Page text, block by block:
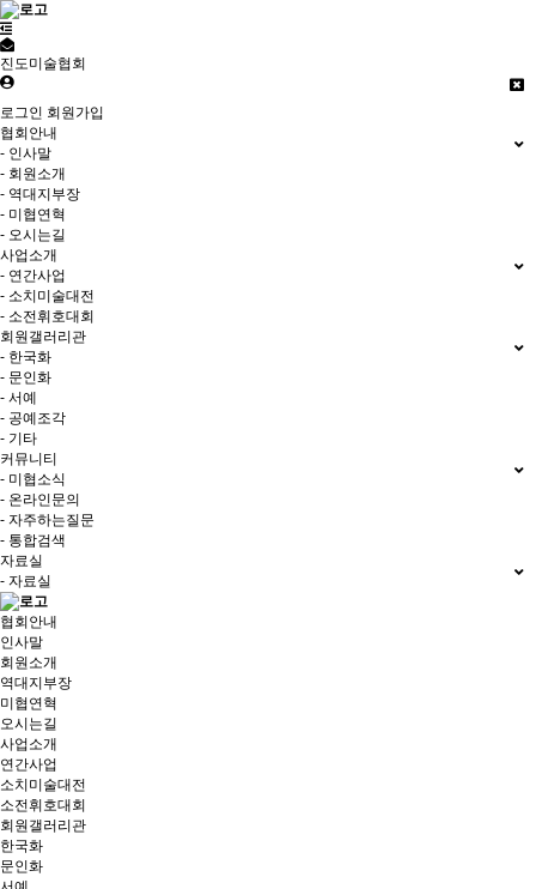
진도미술협회
로그인 회원가입
협회안내
- 인사말
- 회원소개
- 역대지부장
- 미협연혁
- 오시는길
사업소개
- 연간사업
- 소치미술대전
- 소전휘호대회
회원갤러리관
- 한국화
- 문인화
- 서예
- 공예조각
- 기타
커뮤니티
- 미협소식
- 온라인문의
- 자주하는질문
- 통합검색
자료실
- 자료실
협회안내
인사말
회원소개
역대지부장
미협연혁
오시는길
사업소개
연간사업
소치미술대전
소전휘호대회
회원갤러리관
한국화
문인화